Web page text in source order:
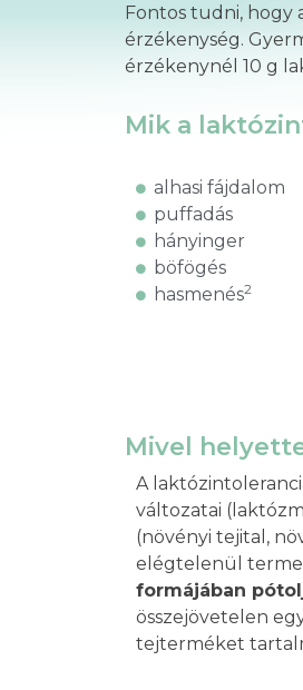
Fontos tudni, hogy
érzékenység.
érzékenynél 10 g
Mik a
alhasi fájdalom
puffadás
hányinger
böfögés
hasmenés2
Mivel
A
változatai
(növényi tejital,
elégtelenül
formájában
összejövetelen
tejterméket